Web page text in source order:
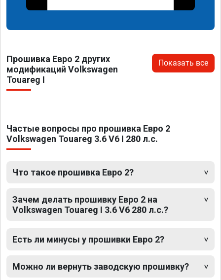
Прошивка Евро 2 других
модификаций Volkswagen
Touareg I
Показать все
Частые вопросы про прошивка Евро 2
Volkswagen Touareg 3.6 V6 I 280 л.с.
Что такое прошивка Евро 2?
Зачем делать прошивку Евро 2 на
Volkswagen Touareg I 3.6 V6 280 л.с.?
Есть ли минусы у прошивки Евро 2?
Можно ли вернуть заводскую прошивку?